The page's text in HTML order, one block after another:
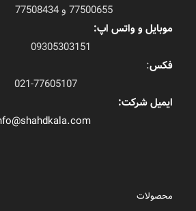
موبایل و واتس اپ:
فکس:
ایمیل شرکت:
محصولات